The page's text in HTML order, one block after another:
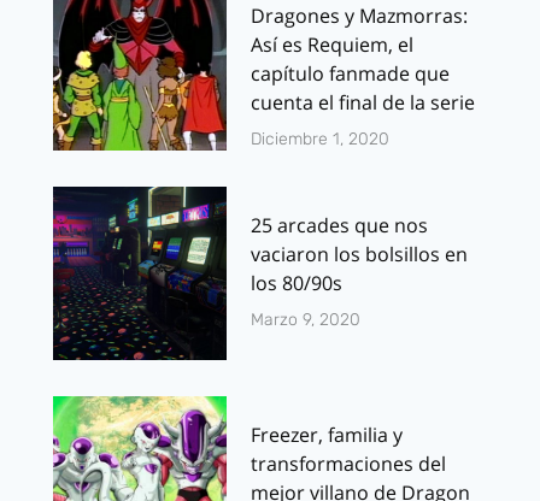
Dragones y Mazmorras:
Así es Requiem, el
capítulo fanmade que
cuenta el final de la serie
Diciembre 1, 2020
25 arcades que nos
vaciaron los bolsillos en
los 80/90s
Marzo 9, 2020
Freezer, familia y
transformaciones del
mejor villano de Dragon